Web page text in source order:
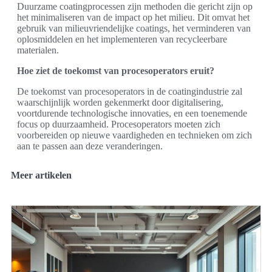
Duurzame coatingprocessen zijn methoden die gericht zijn op
het minimaliseren van de impact op het milieu. Dit omvat het
gebruik van milieuvriendelijke coatings, het verminderen van
oplosmiddelen en het implementeren van recycleerbare
materialen.
Hoe ziet de toekomst van procesoperators eruit?
De toekomst van procesoperators in de coatingindustrie zal
waarschijnlijk worden gekenmerkt door digitalisering,
voortdurende technologische innovaties, en een toenemende
focus op duurzaamheid. Procesoperators moeten zich
voorbereiden op nieuwe vaardigheden en technieken om zich
aan te passen aan deze veranderingen.
Meer artikelen